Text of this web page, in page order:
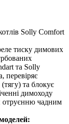
Solly Comfort
тиску димових
та Solly
перевіряє
та блокує
димоходу
отруєнню чадним